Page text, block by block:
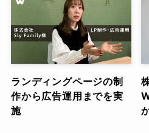
ランディングページの制
作から広告運用までを実
施